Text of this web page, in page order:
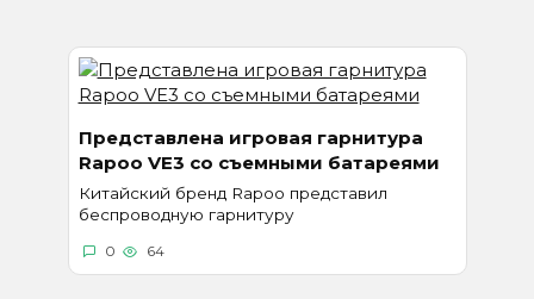
Представлена игровая гарнитура
Rapoo VE3 со съемными батареями
Китайский бренд Rapoo представил
беспроводную гарнитуру
0 64